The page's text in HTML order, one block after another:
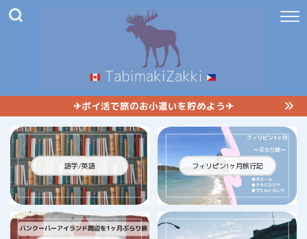
✈︎ポイ活で旅のお小遣いを貯めよう✈︎
語学/英語 フィリピン1ヶ月旅行記